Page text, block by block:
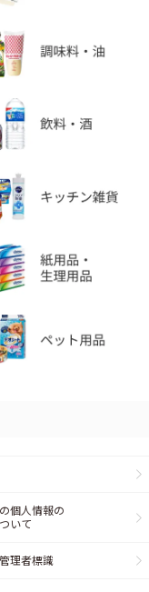
個人情報の
いて
理者標識